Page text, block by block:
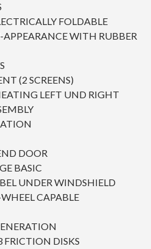
FOLDABLE
APPEARANCE WITH RUBBER
(2 SCREENS)
LEFT UND RIGHT
DOOR
BASIC
UNDER WINDSHIELD
CAPABLE
DISKS